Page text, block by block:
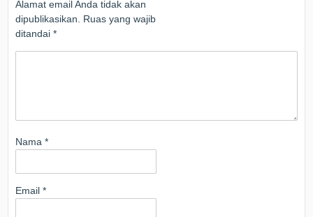
Alamat email Anda tidak akan
dipublikasikan.
Ruas yang wajib
ditandai*
Nama*
Email*